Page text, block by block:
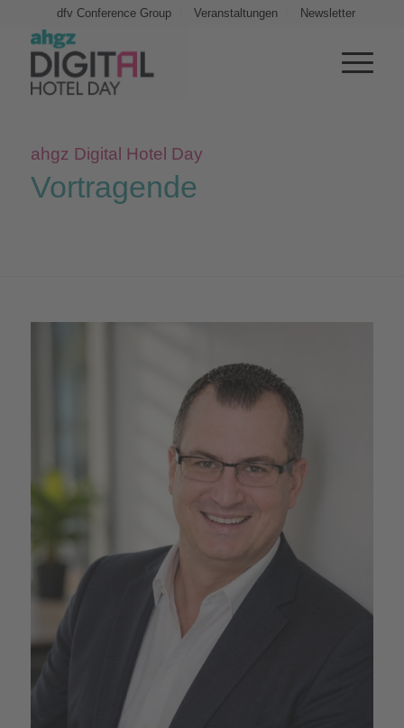
dfv Conference Group Veranstaltungen Newsletter
ahgz Digital Hotel Day
Vortragende